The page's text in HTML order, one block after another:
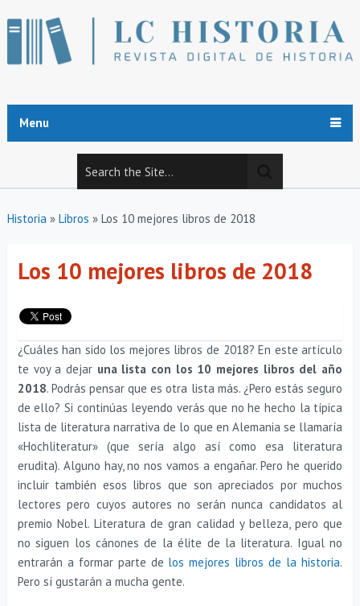
Menu
Historia» Libros » Los 10 mejores libros de 2018
Los 10 mejores libros de 2018
¿Cuáles han sido los mejores libros de 2018? En este artículo
te voy a dejar una lista con los 10 mejores libros del año
2018. Podrás pensar que es otra lista más. ¿Pero estás seguro
de ello? Si continúas leyendo verás que no he hecho la típica
lista de literatura narrativa de lo que en Alemania se llamaría
«Hochliteratur» (que sería algo así como esa literatura
erudita). Alguno hay, no nos vamos a engañar. Pero he querido
incluir también esos libros que son apreciados por muchos
lectores pero cuyos autores no serán nunca candidatos al
premio Nobel. Literatura de gran calidad y belleza, pero que
no siguen los cánones de la élite de la literatura. Igual no
entrarán a formar parte de los mejores libros de la historia.
Pero sí gustarán a mucha gente.